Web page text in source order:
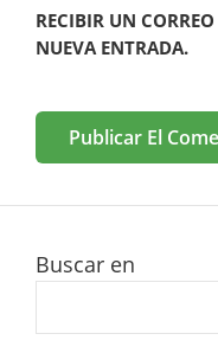
RECIBIR UN
NUEVA ENTRADA.
Buscar en